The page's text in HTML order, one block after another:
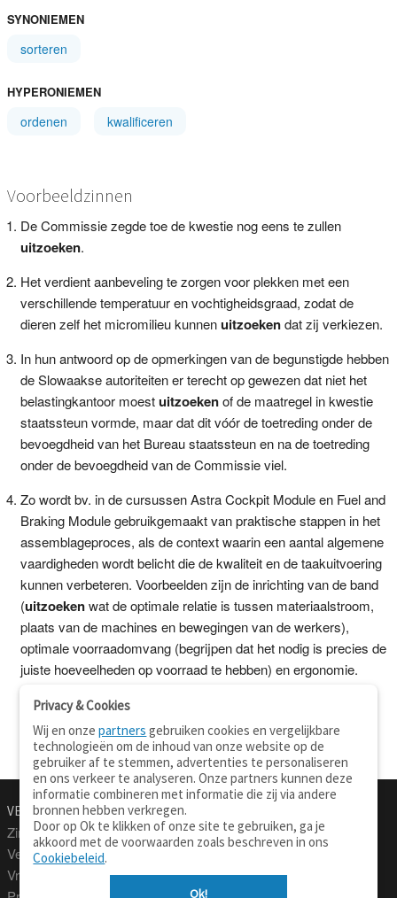
SYNONIEMEN
sorteren
HYPERONIEMEN
ordenen kwalificeren
Voorbeeldzinnen
De Commissie zegde toe de kwestie nog eens te zullen
uitzoeken.
Het verdient aanbeveling te zorgen voor plekken met een
verschillende temperatuur en vochtigheidsgraad, zodat de
dieren zelf het micromilieu kunnenuitzoekendat zij verkiezen.
In hun antwoord op de opmerkingen van de begunstigde hebben
de Slowaakse autoriteiten er terecht op gewezen dat niet het
belastingkantoor moestuitzoekenof de maatregel in kwestie
staatssteun vormde, maar dat dit vóór de toetreding onder de
bevoegdheid van het Bureau staatssteun en na de toetreding
onder de bevoegdheid van de Commissie viel.
Zo wordt bv. in de cursussen Astra Cockpit Module en Fuel and
Braking Module gebruikgemaakt van praktische stappen in het
assemblageproces, als de context waarin een aantal algemene
vaardigheden wordt belicht die de kwaliteit en de taakuitvoering
kunnen verbeteren. Voorbeelden zijn de inrichting van de band
(uitzoekenwat de optimale relatie is tussen materiaalstroom,
plaats van de machines en bewegingen van de werkers),
optimale voorraadomvang (begrijpen dat het nodig is precies de
juiste hoeveelheden op voorraad te hebben) en ergonomie.
VERTALEN.NU
Zinnen vertalen
Verklarend woordenboek
Vraagbaak
Over deze site
Privacy
Privacy & Cookies
Wij en onzepartners gebruiken cookies en vergelijkbare
technologieën om de inhoud van onze website op de
gebruiker af te stemmen, advertenties te personaliseren
en ons verkeer te analyseren. Onze partners kunnen deze
informatie combineren met informatie die zij via andere
bronnen hebben verkregen.
Door op Ok te klikken of onze site te gebruiken, ga je
akkoord met de voorwaarden zoals beschreven in ons
Cookiebeleid.
Ok!